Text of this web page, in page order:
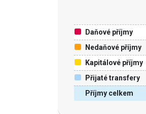
Příjmy celkem
Daňové příjmy
Nedaňové příjmy
Kapitálové příjmy
Přijaté transfery